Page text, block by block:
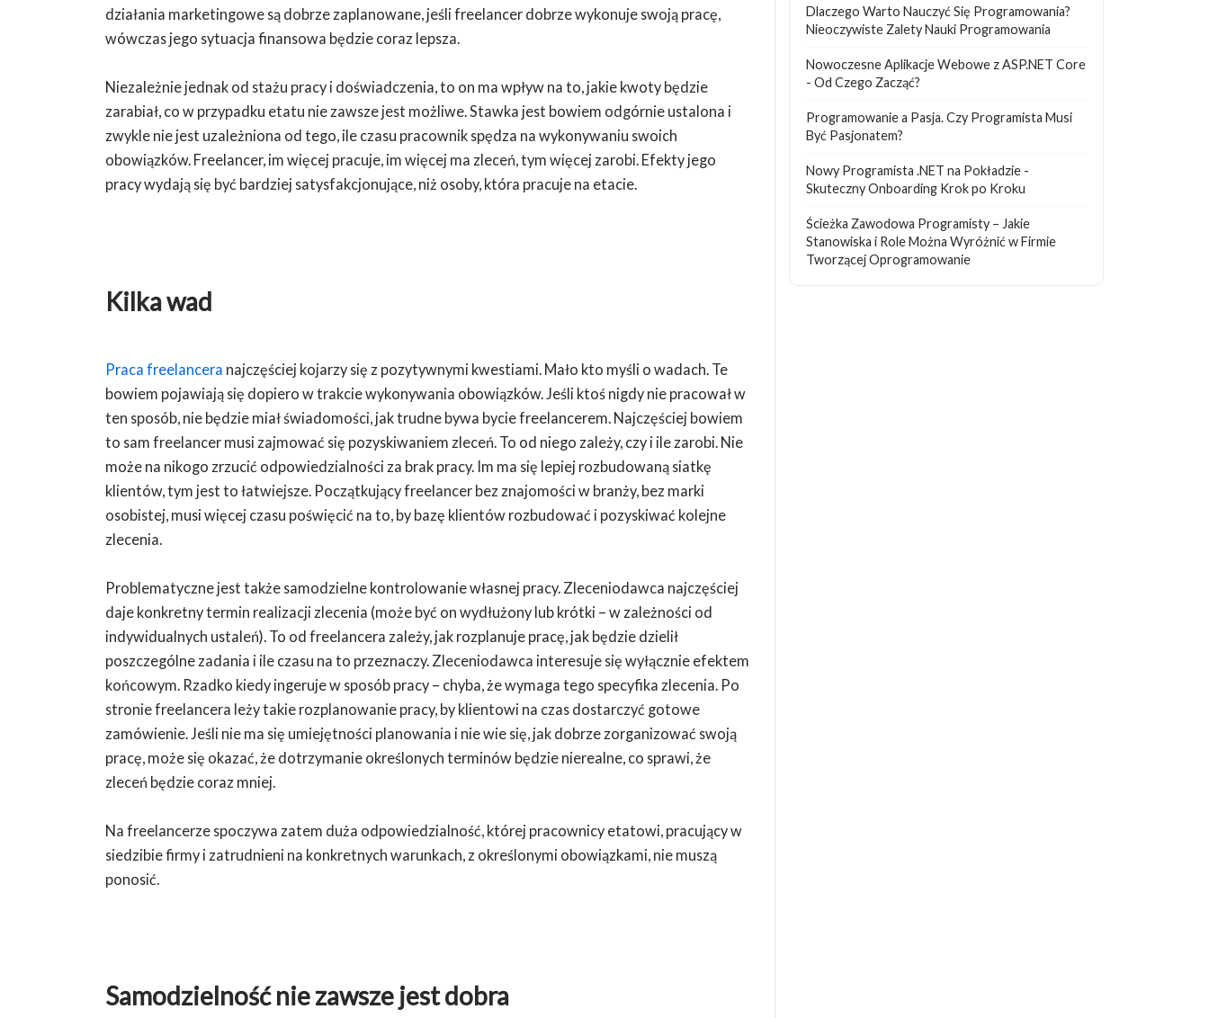
działania marketingowe są dobrze zaplanowane, jeśli freelancer dobrze wykonuje swoją pracę,
wówczas jego sytuacja finansowa będzie coraz lepsza.
Niezależnie jednak od stażu pracy i doświadczenia, to on ma wpływ na to, jakie kwoty będzie
zarabiał, co w przypadku etatu nie zawsze jest możliwe. Stawka jest bowiem odgórnie ustalona i
zwykle nie jest uzależniona od tego, ile czasu pracownik spędza na wykonywaniu swoich
obowiązków. Freelancer, im więcej pracuje, im więcej ma zleceń, tym więcej zarobi. Efekty jego
pracy wydają się być bardziej satysfakcjonujące, niż osoby, która pracuje na etacie.
Kilka wad
Praca freelancera najczęściej kojarzy się z pozytywnymi kwestiami. Mało kto myśli o wadach. Te
bowiem pojawiają się dopiero w trakcie wykonywania obowiązków. Jeśli ktoś nigdy nie pracował w
ten sposób, nie będzie miał świadomości, jak trudne bywa bycie freelancerem. Najczęściej bowiem
to sam freelancer musi zajmować się pozyskiwaniem zleceń. To od niego zależy, czy i ile zarobi. Nie
może na nikogo zrzucić odpowiedzialności za brak pracy. Im ma się lepiej rozbudowaną siatkę
klientów, tym jest to łatwiejsze. Początkujący freelancer bez znajomości w branży, bez marki
osobistej, musi więcej czasu poświęcić na to, by bazę klientów rozbudować i pozyskiwać kolejne
zlecenia.
Problematyczne jest także samodzielne kontrolowanie własnej pracy. Zleceniodawca najczęściej
daje konkretny termin realizacji zlecenia (może być on wydłużony lub krótki – w zależności od
indywidualnych ustaleń). To od freelancera zależy, jak rozplanuje pracę, jak będzie dzielił
poszczególne zadania i ile czasu na to przeznaczy. Zleceniodawca interesuje się wyłącznie efektem
końcowym. Rzadko kiedy ingeruje w sposób pracy – chyba, że wymaga tego specyfika zlecenia. Po
stronie freelancera leży takie rozplanowanie pracy, by klientowi na czas dostarczyć gotowe
zamówienie. Jeśli nie ma się umiejętności planowania i nie wie się, jak dobrze zorganizować swoją
pracę, może się okazać, że dotrzymanie określonych terminów będzie nierealne, co sprawi, że
zleceń będzie coraz mniej.
Na freelancerze spoczywa zatem duża odpowiedzialność, której pracownicy etatowi, pracujący w
siedzibie firmy i zatrudnieni na konkretnych warunkach, z określonymi obowiązkami, nie muszą
ponosić.
Samodzielność nie zawsze jest dobra
Dlaczego Warto Nauczyć Się Programowania?
Nieoczywiste Zalety Nauki Programowania
Nowoczesne Aplikacje Webowe z ASP.NET Core
- Od Czego Zacząć?
Programowanie a Pasja. Czy Programista Musi
Być Pasjonatem?
Nowy Programista .NET na Pokładzie -
Skuteczny Onboarding Krok po Kroku
Ścieżka Zawodowa Programisty – Jakie
Stanowiska i Role Można Wyróżnić w Firmie
Tworzącej Oprogramowanie